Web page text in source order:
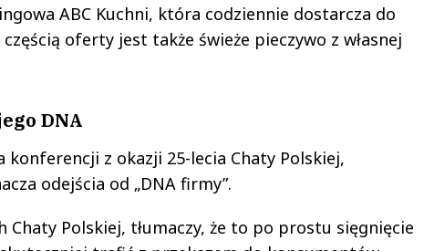
ABC Kuchni, która codziennie dostarcza do
oferty jest także świeże pieczywo z własnej
DNA
z okazji 25-lecia Chaty Polskiej,
odejścia od „DNA firmy”.
Polskiej, tłumaczy, że to po prostu sięgnięcie